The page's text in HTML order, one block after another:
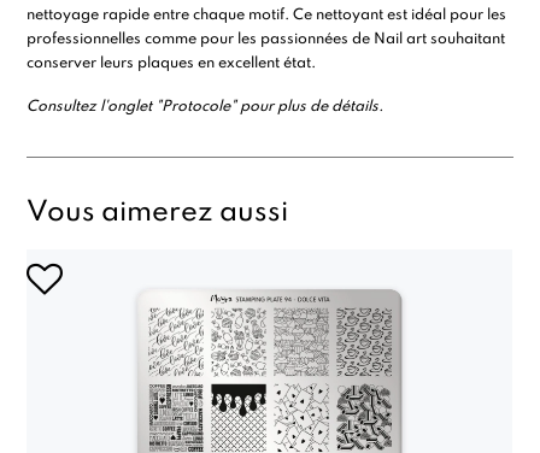
nettoyage rapide entre chaque motif. Ce nettoyant est idéal pour les
professionnelles comme pour les passionnées de Nail art souhaitant
conserver leurs plaques en excellent état.
Consultez l'onglet "Protocole" pour plus de détails.
Vous aimerez aussi